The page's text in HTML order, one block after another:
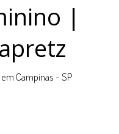
|
Campinas - SP